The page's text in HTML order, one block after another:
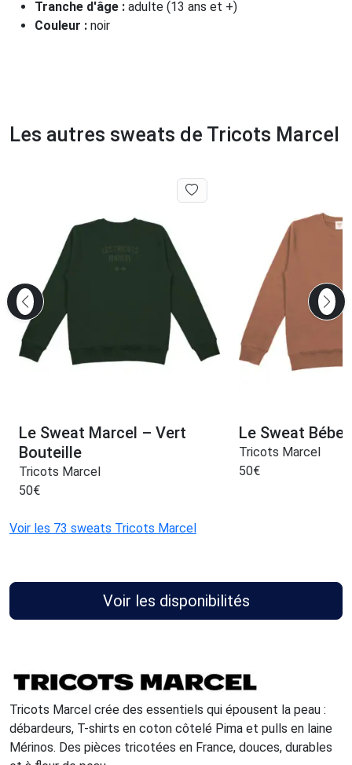
Tranche d'âge : adulte (13 ans et +)
Couleur : noir
Les autres sweats de Tricots Marcel
Le Sweat Marcel – Vert
Bouteille
Tricots Marcel
50€
Le Sweat
Tricots Marcel
50€
Voir les 73 sweats Tricots Marcel
Voir les disponibilités
Tricots Marcel crée des essentiels qui épousent la peau :
débardeurs, T-shirts en coton côtelé Pima et pulls en laine
Mérinos. Des pièces tricotées en France, douces, durables